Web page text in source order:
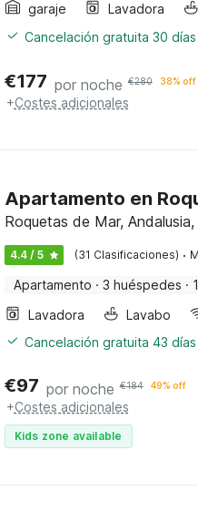
garaje
Lavadora
Cancelación gratuita 30
€177 por noche €280 38% off
+Costes adicionales
Apartamento en
Roquetas de Mar,
4.4 / 5 (31 Clasificaciones) ·
Apartamento · 3 huéspedes ·
Lavadora
Lavabo
Cancelación gratuita 43
€97 por noche €184 49% off
+Costes adicionales
Kids zone available